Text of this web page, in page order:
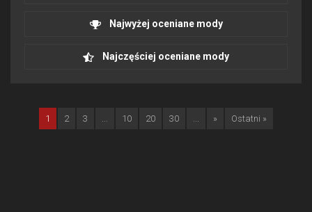
Najwyżej oceniane mody
Najczęściej oceniane mody
1 2 3 ... 10 20 30 ... » Ostatni »